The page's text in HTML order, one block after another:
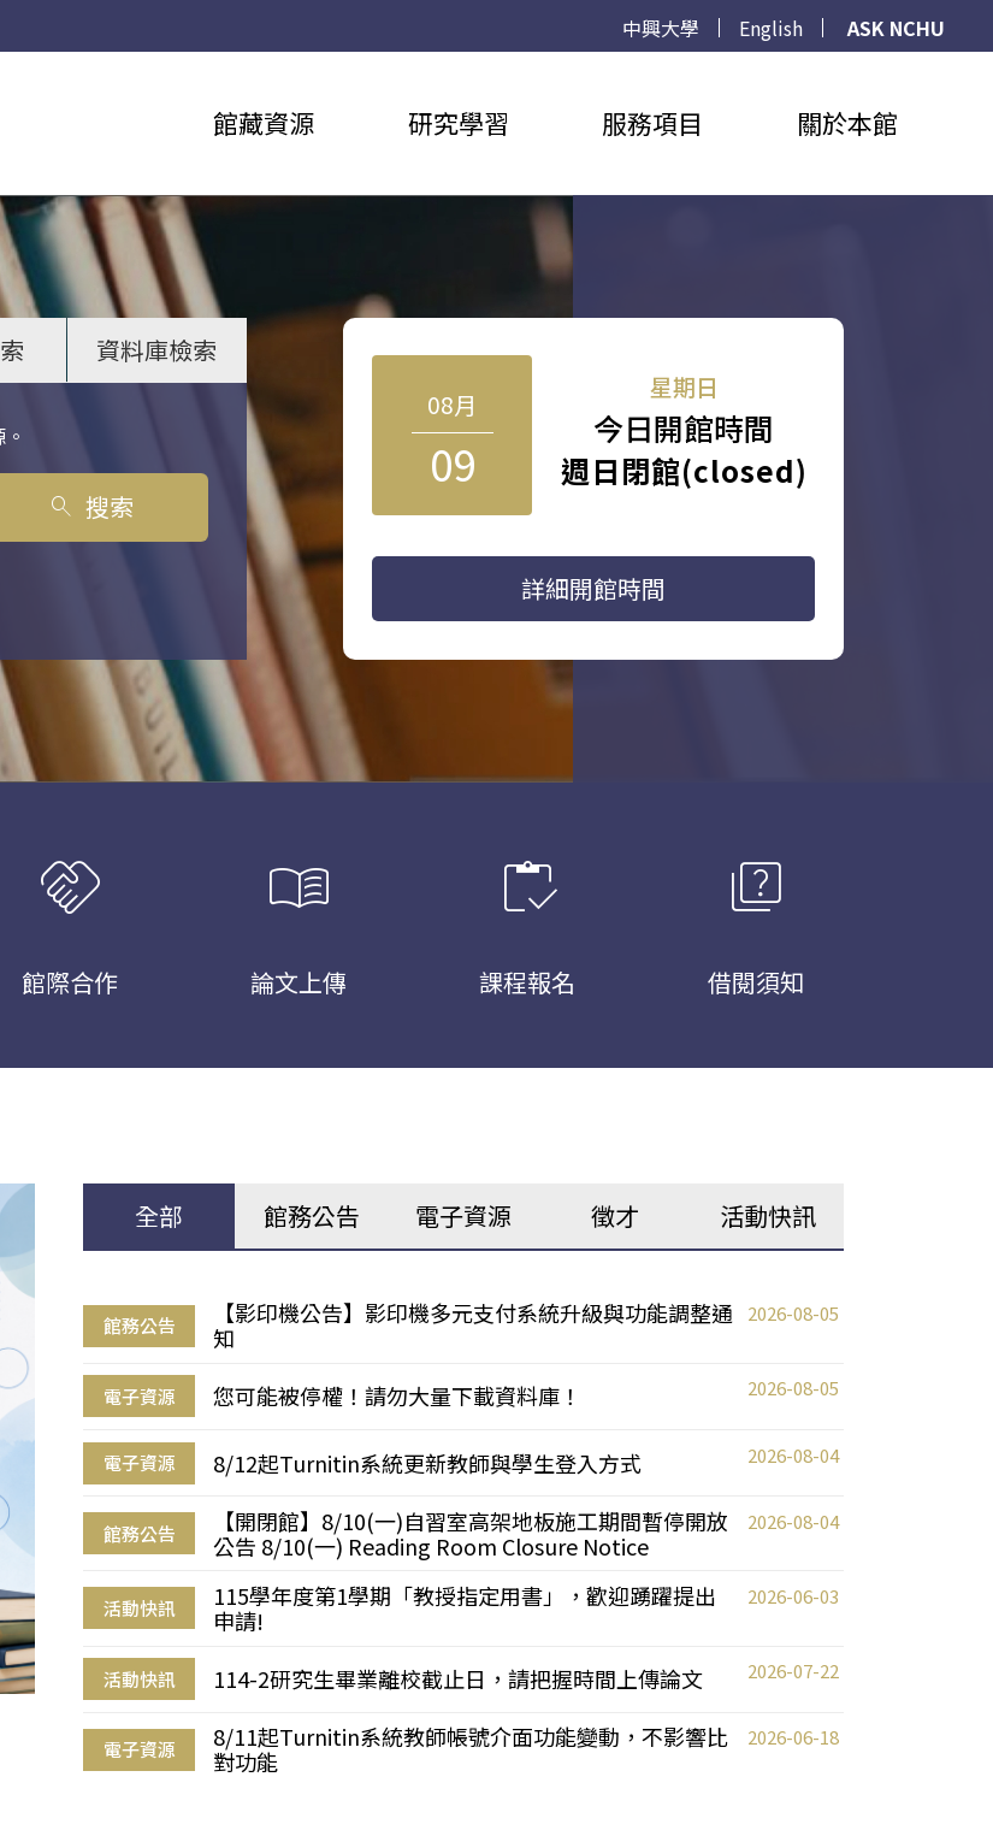
中興大學 English
ASK NCHU
館藏資源 研究學習 服務項目 關於本館
資料庫檢索
search 搜索
08月
09
星期日
今日開館時間
週日閉館(closed)
詳細開館時間
handshake
館際合作
menu_book
論文上傳
inventory
課程報名
quiz
借閱須知
全部 館務公告 電子資源 徵才 活動快訊
館務公告
【影印機公告】影印機多元支付系統升級與功能調整通
知
2026-08-05
電子資源 您可能被停權！請勿大量下載資料庫！ 2026-08-05
電子資源 8/12起Turnitin系統更新教師與學生登入方式 2026-08-04
館務公告
【開閉館】8/10(一)自習室高架地板施工期間暫停開放
公告 8/10(一) Reading Room Closure Notice
2026-08-04
活動快訊
115學年度第1學期「教授指定用書」，歡迎踴躍提出
申請!
2026-06-03
活動快訊 114-2研究生畢業離校截止日，請把握時間上傳論文 2026-07-22
電子資源
8/11起Turnitin系統教師帳號介面功能變動，不影響比
對功能
2026-06-18